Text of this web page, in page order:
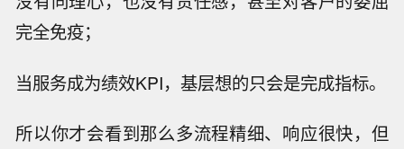
完全免疫；
当服务成为绩效KPI，基层想的只会是完成指标。
所以你才会看到那么多流程精细、响应很快，但